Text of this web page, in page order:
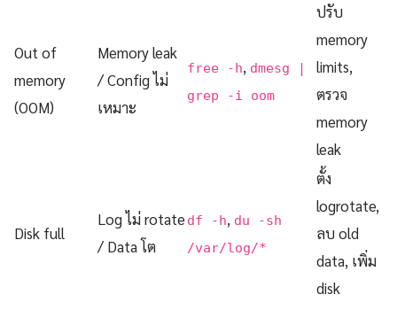
Out of
memory
(OOM)
Memory leak
/ Config ไม่
เหมาะ
free -h, dmesg |
grep -i oom
ปรับ
memory
limits,
ตรวจ
memory
leak
Disk full
Log ไม่ rotate
/ Data โต
df -h, du -sh
/var/log/*
ตั้ง
logrotate,
ลบ old
data, เพิ่ม
disk